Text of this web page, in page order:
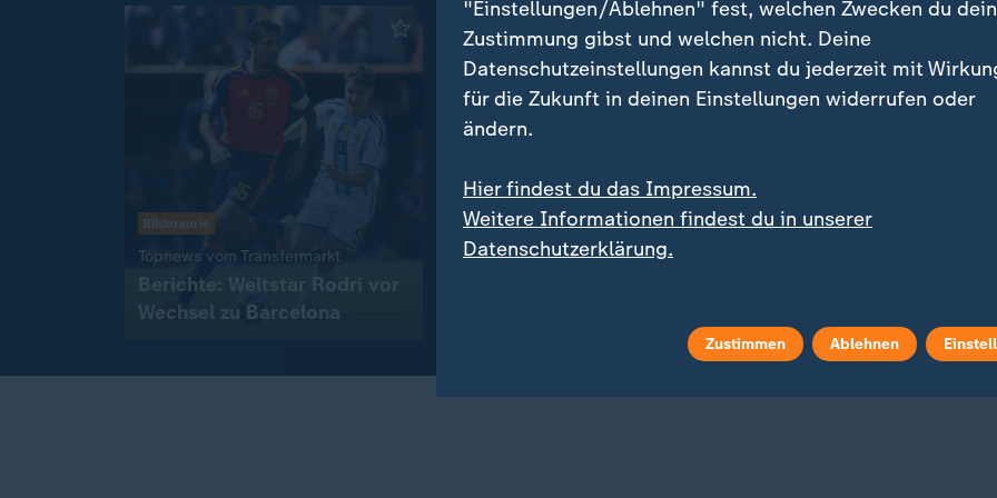
Bilderserie
Topnews vom Transfermarkt
Berichte: Weltstar Rodri vor
Wechsel zu Barcelona
Bieterrennen um britischen Billigflieger :
Easyjet geht für 6,7
Tour de France der Frauen
"Einstellungen/Ablehnen" fest, welchen Zwecken du
Zustimmung gibst und welchen nicht. Deine
Datenschutzeinstellungen kannst du jederzeit mit
für die Zukunft in deinen Einstellungen widerrufen oder
ändern.
Hier findest du das Impressum.
Weitere Informationen findest du in unserer
Datenschutzerklärung.
Zustimmen Ablehnen